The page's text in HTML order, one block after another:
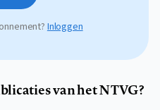
Inloggen
van het NTVG?